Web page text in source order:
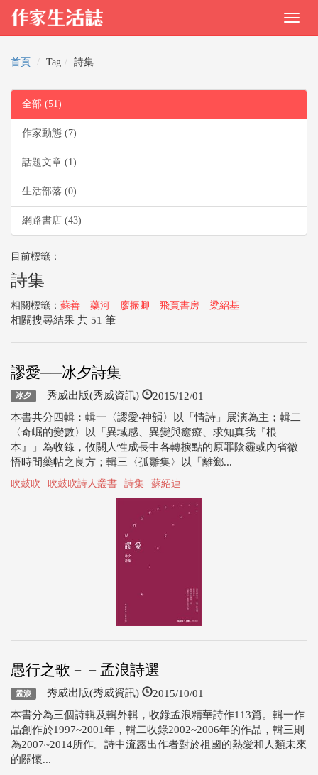
首頁 Tag 詩集
全部 (51)
作家動態 (7)
話題文章 (1)
生活部落 (0)
網路書店 (43)
目前標籤：
詩集
相關標籤： 蘇善 藥河 廖振卿 飛頁書房 梁紹基
相關搜尋結果 共 51 筆
謬愛──冰夕詩集
冰夕 秀威出版(秀威資訊) 2015/12/01
本書共分四輯：輯一〈謬愛‧神韻〉以「情詩」展演為主；輯二
〈奇崛的變數〉以「異域感、異變與癒療、求知真我『根
本』」為收錄，攸關人性成長中各轉捩點的原罪陰霾或內省微
悟時間藥帖之良方；輯三〈孤雛集〉以「離鄉...
吹鼓吹 吹鼓吹詩人叢書 詩集 蘇紹連
愚行之歌－－孟浪詩選
孟浪 秀威出版(秀威資訊) 2015/10/01
本書分為三個詩輯及輯外輯，收錄孟浪精華詩作113篇。輯一作
品創作於1997~2001年，輯二收錄2002~2006年的作品，輯三則
為2007~2014所作。詩中流露出作者對於祖國的熱愛和人類未來
的關懷...